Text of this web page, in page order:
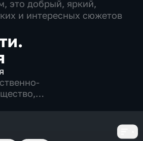
это добрый, яркий,
и интересных сюжетов
,